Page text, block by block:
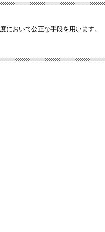
において公正な手段を用います。